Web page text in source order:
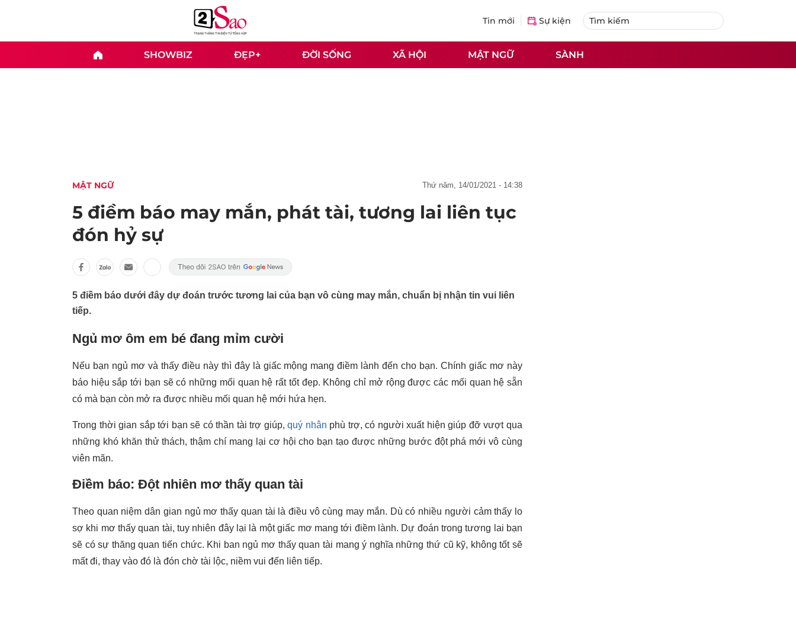
Tin mới Sự kiện
SHOWBIZ ĐẸP+ ĐỜI SỐNG XÃ HỘI MẬT NGỮ SÀNH
MẬT NGỮ thứ năm, 14/01/2021 - 14:38
5 điềm báo may mắn, phát tài, tương lai liên tục
đón hỷ sự
5 điềm báo dưới đây dự đoán trước tương lai của bạn vô cùng may mắn, chuẩn bị nhận tin vui liên
tiếp.
Ngủ mơ ôm em bé đang mỉm cười
Nếu bạn ngủ mơ và thấy điều này thì đây là giấc mộng mang điềm lành đến cho bạn. Chính giấc mơ này
báo hiệu sắp tới bạn sẽ có những mối quan hệ rất tốt đẹp. Không chỉ mở rộng được các mối quan hệ sẵn
có mà bạn còn mở ra được nhiều mối quan hệ mới hứa hẹn.
Trong thời gian sắp tới bạn sẽ có thần tài trợ giúp,quý nhân phù trợ, có người xuất hiện giúp đỡ vượt qua
những khó khăn thử thách, thậm chí mang lại cơ hội cho bạn tạo được những bước đột phá mới vô cùng
viên mãn.
Điềm báo: Đột nhiên mơ thấy quan tài
Theo quan niệm dân gian ngủ mơ thấy quan tài là điều vô cùng may mắn. Dù có nhiều người cảm thấy lo
sợ khi mơ thấy quan tài, tuy nhiên đây lại là một giấc mơ mang tới điềm lành. Dự đoán trong tương lai bạn
sẽ có sự thăng quan tiến chức. Khi ban ngủ mơ thấy quan tài mang ý nghĩa những thứ cũ kỹ, không tốt sẽ
mất đi, thay vào đó là đón chờ tài lộc, niềm vui đến liên tiếp.